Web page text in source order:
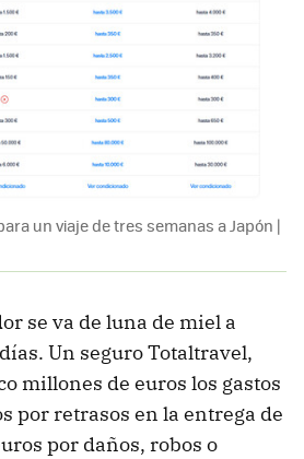
un viaje de tres semanas a Japón |
se va de luna de miel a
Un seguro Totaltravel,
millones de euros los gastos
por retrasos en la entrega de
por daños, robos o